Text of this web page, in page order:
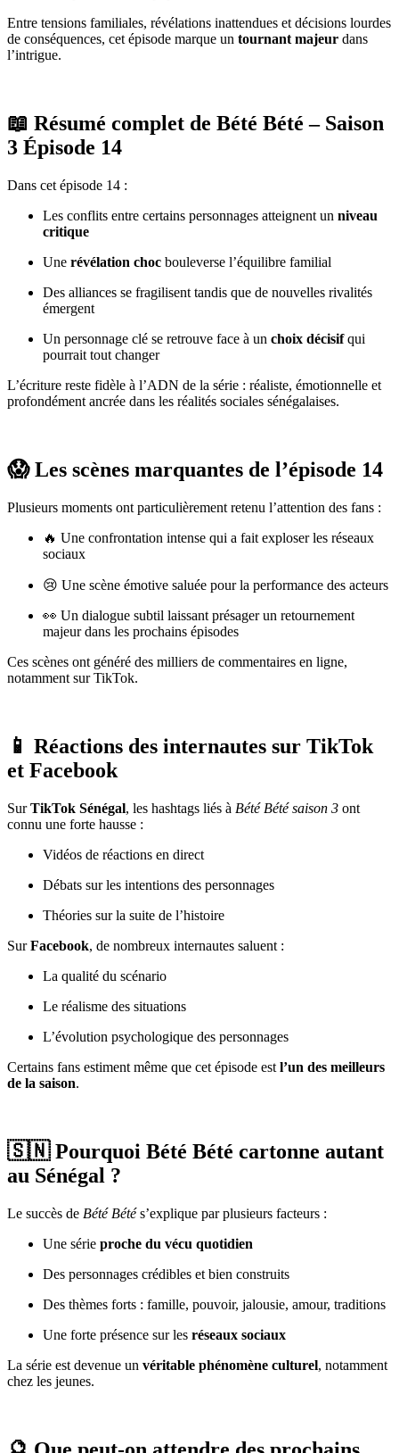
Entre tensions familiales, révélations inattendues et décisions lourdes
de conséquences, cet épisode marque un tournant majeur dans
l’intrigue.
📖 Résumé complet de Bété Bété – Saison
3 Épisode 14
Dans cet épisode 14 :
Les conflits entre certains personnages atteignent un niveau
critique
Une révélation choc bouleverse l’équilibre familial
Des alliances se fragilisent tandis que de nouvelles rivalités
émergent
Un personnage clé se retrouve face à un choix décisifqui
pourrait tout changer
L’écriture reste fidèle à l’ADN de la série : réaliste, émotionnelle et
profondément ancrée dans les réalités sociales sénégalaises.
😱 Les scènes marquantes de l’épisode 14
Plusieurs moments ont particulièrement retenu l’attention des fans :
🔥 Une confrontation intense qui a fait exploser les réseaux
sociaux
😢 Une scène émotive saluée pour la performance des acteurs
👀 Un dialogue subtil laissant présager un retournement
majeur dans les prochains épisodes
Ces scènes ont généré des milliers de commentaires en ligne,
notamment sur TikTok.
📱 Réactions des internautes sur TikTok
et Facebook
SurTikTok Sénégal, les hashtags liés à Bété Bété saison 3 ont
connu une forte hausse :
Vidéos de réactions en direct
Débats sur les intentions des personnages
Théories sur la suite de l’histoire
SurFacebook, de nombreux internautes saluent :
La qualité du scénario
Le réalisme des situations
L’évolution psychologique des personnages
Certains fans estiment même que cet épisode est l’un des meilleurs
de la saison.
🇸🇳 Pourquoi Bété Bété cartonne autant
au Sénégal ?
Le succès de Bété Bétés’explique par plusieurs facteurs :
Une série proche du vécu quotidien
Des personnages crédibles et bien construits
Des thèmes forts : famille, pouvoir, jalousie, amour, traditions
Une forte présence sur les réseaux sociaux
La série est devenue un véritable phénomène culturel, notamment
chez les jeunes.